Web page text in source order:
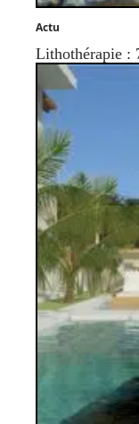
Actu
Lithothérapie :